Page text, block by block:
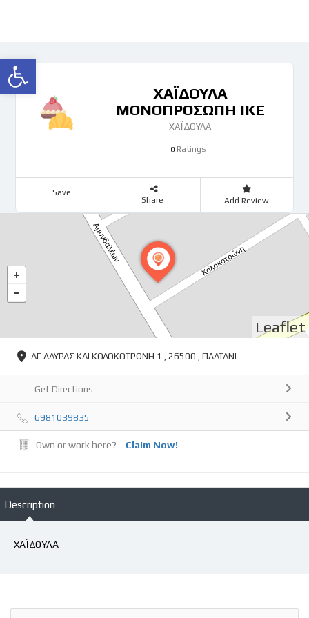
Ανοίξτε τη γραμμή εργαλείων
ΧΑΪΔΟΥΛΑ
ΜΟΝΟΠΡΟΣΩΠΗ ΙΚΕ
ΧΑΪΔΟΥΛΑ
0Ratings
Save
Share Add Review
Leaflet
ΑΓ ΛΑΥΡΑΣ ΚΑΙ ΚΟΛΟΚΟΤΡΩΝΗ 1 , 26500 , ΠΛΑΤΑΝΙ
Get Directions
6981039835
Own or work here? Claim Now!
Description
ΧΑΪΔΟΥΛΑ